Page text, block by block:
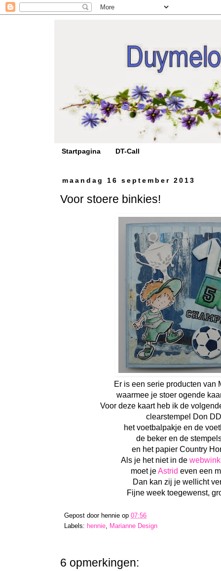
Startpagina DT-Call
maandag 16 september 2013
Voor stoere binkies!
Er is een serie producten
waarmee je stoer ogende
Voor deze kaart heb ik de
clearstempel Don
het voetbalpakje en de
de beker en de
en het papier Country
Als je het niet in de
moet jeAstrideven een
Dan kan zij je wellicht
Fijne week toegewenst,
Gepost door hennie op 07:56
Labels: hennie, Marianne Design
6 opmerkingen: